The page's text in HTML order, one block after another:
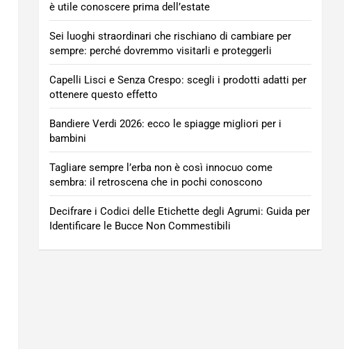
è utile conoscere prima dell’estate
Sei luoghi straordinari che rischiano di cambiare per
sempre: perché dovremmo visitarli e proteggerli
Capelli Lisci e Senza Crespo: scegli i prodotti adatti per
ottenere questo effetto
Bandiere Verdi 2026: ecco le spiagge migliori per i
bambini
Tagliare sempre l’erba non è così innocuo come
sembra: il retroscena che in pochi conoscono
Decifrare i Codici delle Etichette degli Agrumi: Guida per
Identificare le Bucce Non Commestibili